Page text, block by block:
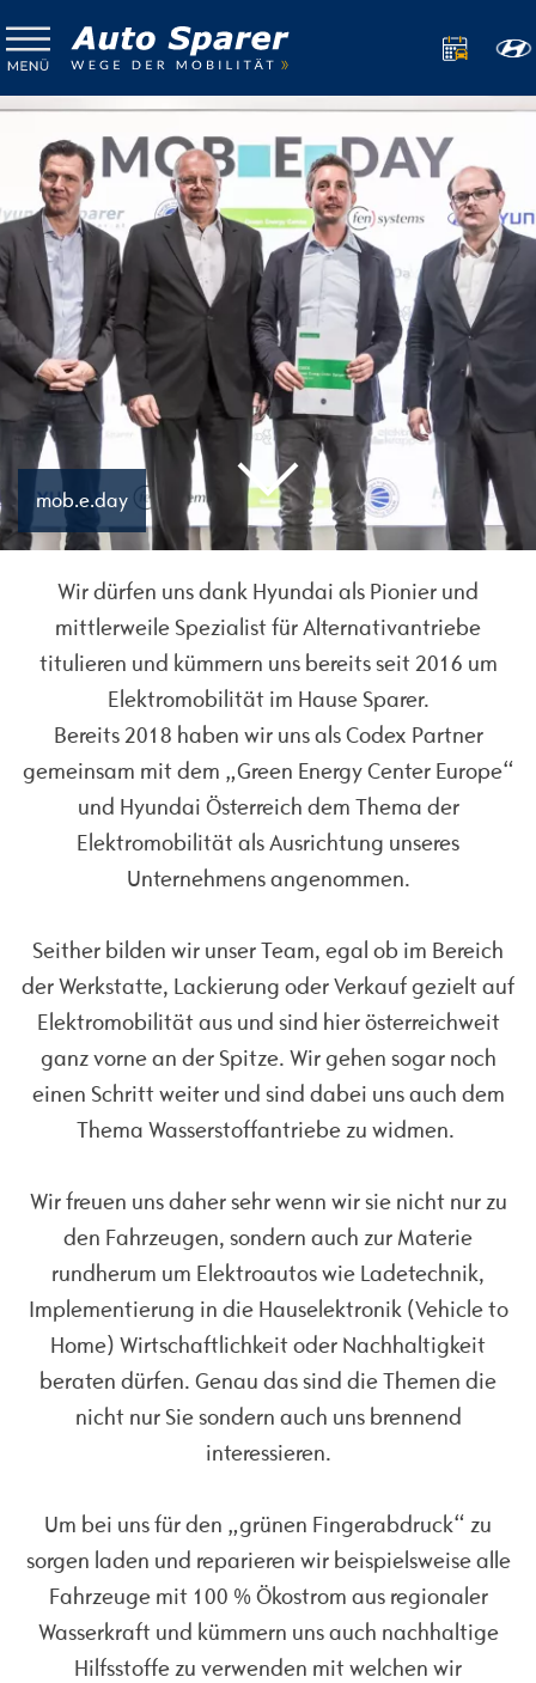
mob.e.day
Wir dürfen uns dank Hyundai als Pionier und
mittlerweile Spezialist für Alternativantriebe
titulieren und kümmern uns bereits seit 2016 um
Elektromobilität im Hause Sparer.
Bereits 2018 haben wir uns als Codex Partner
gemeinsam mit dem „Green Energy Center Europe“
und Hyundai Österreich dem Thema der
Elektromobilität als Ausrichtung unseres
Unternehmens angenommen.
Seither bilden wir unser Team, egal ob im Bereich
der Werkstatte, Lackierung oder Verkauf gezielt auf
Elektromobilität aus und sind hier österreichweit
ganz vorne an der Spitze. Wir gehen sogar noch
einen Schritt weiter und sind dabei uns auch dem
Thema Wasserstoffantriebe zu widmen.
Wir freuen uns daher sehr wenn wir sie nicht nur zu
den Fahrzeugen, sondern auch zur Materie
rundherum um Elektroautos wie Ladetechnik,
Implementierung in die Hauselektronik (Vehicle to
Home) Wirtschaftlichkeit oder Nachhaltigkeit
beraten dürfen. Genau das sind die Themen die
nicht nur Sie sondern auch uns brennend
interessieren.
Um bei uns für den „grünen Fingerabdruck“ zu
sorgen laden und reparieren wir beispielsweise alle
Fahrzeuge mit 100 % Ökostrom aus regionaler
Wasserkraft und kümmern uns auch nachhaltige
Hilfsstoffe zu verwenden mit welchen wir